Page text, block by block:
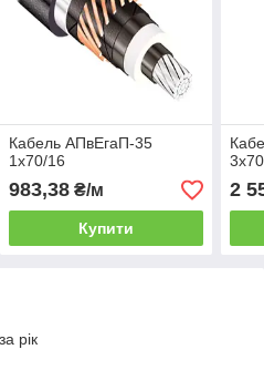
Кабель АПвЕгаП-35
1х70/16
983,38₴/м
Купити
2
рік